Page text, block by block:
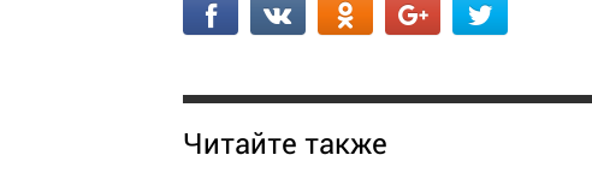
Читайте также